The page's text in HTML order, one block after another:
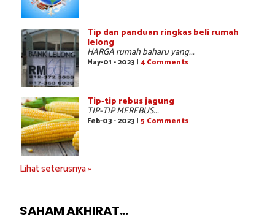
Tip dan panduan ringkas beli rumah
lelong
HARGA rumah baharu yang...
May-01 - 2023 | 4 Comments
Tip-tip rebus jagung
TIP-TIP MEREBUS...
Feb-03 - 2023 | 5 Comments
Lihat seterusnya »
SAHAM AKHIRAT...